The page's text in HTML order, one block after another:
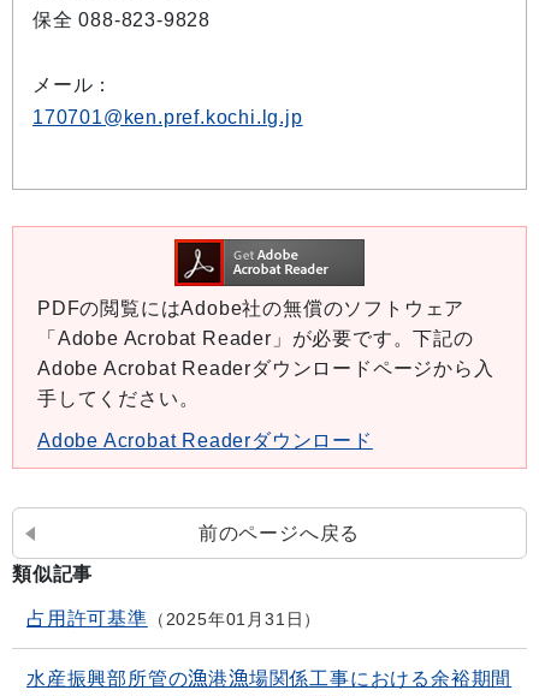
保全 088-823-9828
メール：
170701@ken.pref.kochi.lg.jp
PDFの閲覧にはAdobe社の無償のソフトウェア
「Adobe Acrobat Reader」が必要です。下記の
Adobe Acrobat Readerダウンロードページから入
手してください。
Adobe Acrobat Readerダウンロード
前のページへ戻る
類似記事
占用許可基準 2025年01月31日
水産振興部所管の漁港漁場関係工事における余裕期間